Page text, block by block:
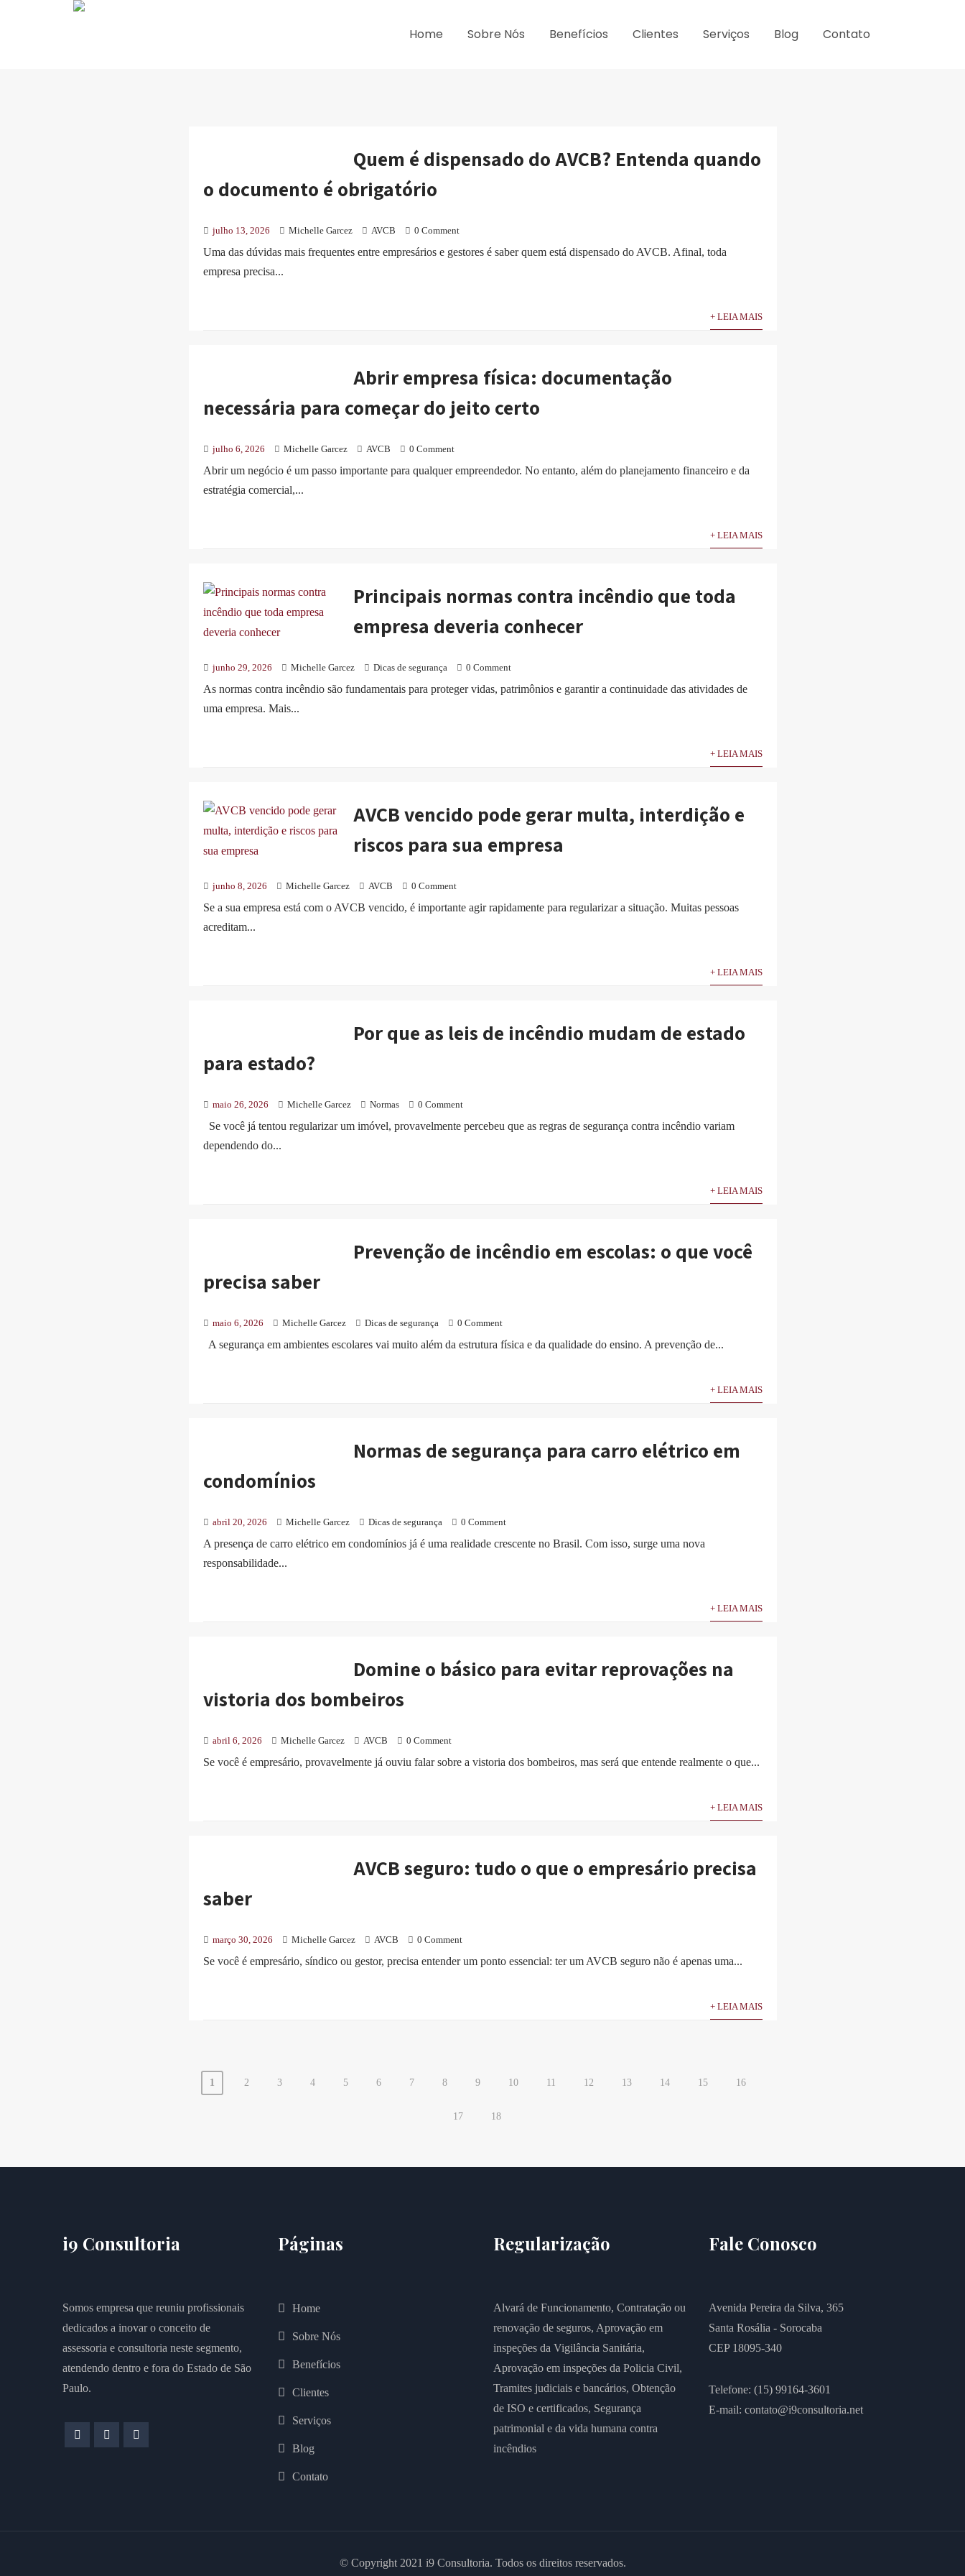
Home Sobre Nós Benefícios Clientes Serviços Blog Contato
Quem é dispensado do AVCB? Entenda quando
o documento é obrigatório
julho 13, 2026 Michelle Garcez AVCB 0 Comment
Uma das dúvidas mais frequentes entre empresários e gestores é saber quem está dispensado do AVCB. Afinal, toda
empresa precisa...
+ LEIA MAIS
Abrir empresa física: documentação
necessária para começar do jeito certo
julho 6, 2026 Michelle Garcez AVCB 0 Comment
Abrir um negócio é um passo importante para qualquer empreendedor. No entanto, além do planejamento financeiro e da
estratégia comercial,...
+ LEIA MAIS
Principais normas contra incêndio que toda
empresa deveria conhecer
junho 29, 2026 Michelle Garcez Dicas de segurança 0 Comment
As normas contra incêndio são fundamentais para proteger vidas, patrimônios e garantir a continuidade das atividades de
uma empresa. Mais...
+ LEIA MAIS
AVCB vencido pode gerar multa, interdição e
riscos para sua empresa
junho 8, 2026 Michelle Garcez AVCB 0 Comment
Se a sua empresa está com o AVCB vencido, é importante agir rapidamente para regularizar a situação. Muitas pessoas
acreditam...
+ LEIA MAIS
Por que as leis de incêndio mudam de estado
para estado?
maio 26, 2026 Michelle Garcez Normas 0 Comment
Se você já tentou regularizar um imóvel, provavelmente percebeu que as regras de segurança contra incêndio variam
dependendo do...
+ LEIA MAIS
Prevenção de incêndio em escolas: o que você
precisa saber
maio 6, 2026 Michelle Garcez Dicas de segurança 0 Comment
A segurança em ambientes escolares vai muito além da estrutura física e da qualidade do ensino. A prevenção de...
+ LEIA MAIS
Normas de segurança para carro elétrico em
condomínios
abril 20, 2026 Michelle Garcez Dicas de segurança 0 Comment
A presença de carro elétrico em condomínios já é uma realidade crescente no Brasil. Com isso, surge uma nova
responsabilidade...
+ LEIA MAIS
Domine o básico para evitar reprovações na
vistoria dos bombeiros
abril 6, 2026 Michelle Garcez AVCB 0 Comment
Se você é empresário, provavelmente já ouviu falar sobre a vistoria dos bombeiros, mas será que entende realmente o que...
+ LEIA MAIS
AVCB seguro: tudo o que o empresário precisa
saber
março 30, 2026 Michelle Garcez AVCB 0 Comment
Se você é empresário, síndico ou gestor, precisa entender um ponto essencial: ter um AVCB seguro não é apenas uma...
+ LEIA MAIS
1 2 3 4 5 6 7 8 9 10 11 12 13 14 15 16
17 18
i9 Consultoria
Somos empresa que reuniu profissionais
dedicados a inovar o conceito de
assessoria e consultoria neste segmento,
atendendo dentro e fora do Estado de São
Paulo.
Páginas
Home
Sobre Nós
Benefícios
Clientes
Serviços
Blog
Contato
Regularização
Alvará de Funcionamento, Contratação ou
renovação de seguros, Aprovação em
inspeções da Vigilância Sanitária,
Aprovação em inspeções da Policia Civil,
Tramites judiciais e bancários, Obtenção
de ISO e certificados, Segurança
patrimonial e da vida humana contra
incêndios
Fale Conosco
Avenida Pereira da Silva, 365
Santa Rosália - Sorocaba
CEP 18095-340
Telefone: (15) 99164-3601
E-mail: contato@i9consultoria.net
© Copyright 2021 i9 Consultoria. Todos os direitos reservados.